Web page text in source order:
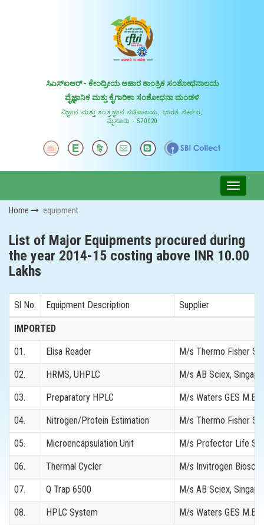
ಸಿಎಸ್ಐಆರ್ - ಕೇಂದ್ರೀಯ ಆಹಾರ ತಾಂತ್ರಿಕ ಸಂಶೋಧನಾಲಯ
ವೈಜ್ಞಾನಿಕ ಮತ್ತು ಕೈಗಾರಿಕಾ ಸಂಶೋಧನಾ ಮಂಡಳಿ
ವಿಜ್ಞಾನ ಮತ್ತು ತಂತ್ರಜ್ಞಾನ ಸಚಿವಾಲಯ, ಭಾರತ ಸರ್ಕಾರ,
ಮೈಸೂರು - 570020
Home equipment
List of Major Equipments procured during
the year 2014-15 costing above INR 10.00
Lakhs
Sl No. Equipment Description Supplier
IMPORTED
01. Elisa Reader M/s Thermo Fisher
02. HRMS, UHPLC M/s AB Sciex,
03. Preparatory HPLC M/s Waters GES
04. Nitrogen/Protein Estimation M/s Thermo Fisher
05. Microencapsulation Unit M/s Profector Life
06. Thermal Cycler M/s Invitrogen
07. Q Trap 6500 M/s AB Sciex,
08. HPLC System M/s Waters GES